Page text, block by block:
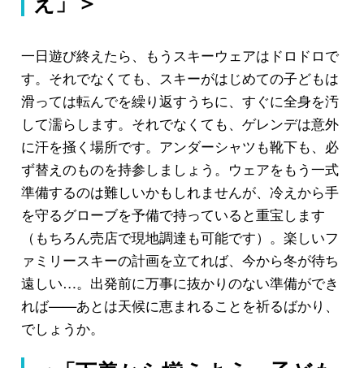
一日遊び終えたら、もうスキーウェアはドロドロで
す。それでなくても、スキーがはじめての子どもは
滑っては転んでを繰り返すうちに、すぐに全身を汚
して濡らします。それでなくても、ゲレンデは意外
に汗を掻く場所です。アンダーシャツも靴下も、必
ず替えのものを持参しましょう。ウェアをもう一式
準備するのは難しいかもしれませんが、冷えから手
を守るグローブを予備で持っていると重宝します
（もちろん売店で現地調達も可能です）。楽しいフ
ァミリースキーの計画を立てれば、今から冬が待ち
遠しい…。出発前に万事に抜かりのない準備ができ
れば——あとは天候に恵まれることを祈るばかり、
でしょうか。